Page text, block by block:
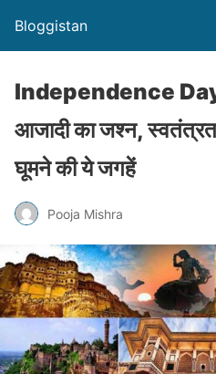
Bloggistan
Independence Day:
आजादी का जश्न,
घूमने की ये जगहें
Pooja Mishra